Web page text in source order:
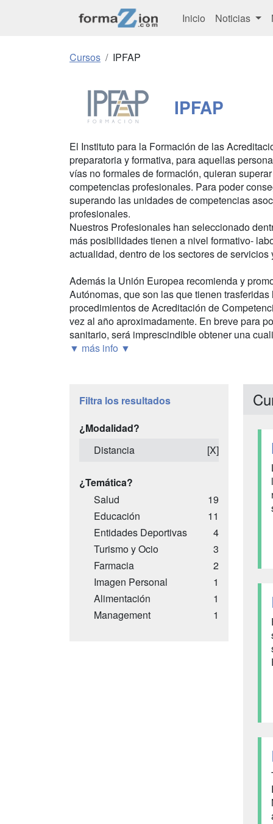
Inicio Noticias
Cursos IPFAP
IPFAP
El Instituto para la Formación de las
preparatoria y formativa, para aquellas
vías no formales de formación, quieran
competencias profesionales. Para poder
superando las unidades de competencias
profesionales.
Nuestros Profesionales han seleccionado
más posibilidades tienen a nivel formativo-
actualidad, dentro de los sectores de servicios
Además la Unión Europea recomienda y
Autónomas, que son las que tienen
procedimientos de Acreditación de
vez al año aproximadamente. En breve para
sanitario, será imprescindible obtener una
▼ más info ▼
Filtra los resultados
¿Modalidad?
Distancia
[X]
¿Temática?
Salud
19
Educación
11
Entidades Deportivas
4
Turismo y Ocio
3
Farmacia
2
Imagen Personal
1
Alimentación
1
Management
1